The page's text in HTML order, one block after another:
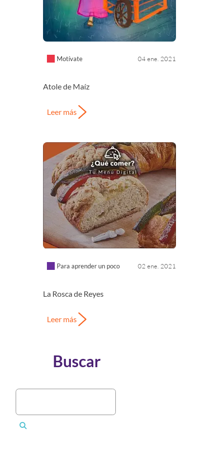
Motívate 04 ene. 2021
Atole de Maíz
Leer más
Para aprender un poco 02 ene. 2021
La Rosca de Reyes
Leer más
Buscar